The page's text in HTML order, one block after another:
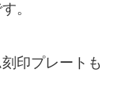
。
印プレートも